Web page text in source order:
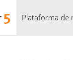
Plataforma de